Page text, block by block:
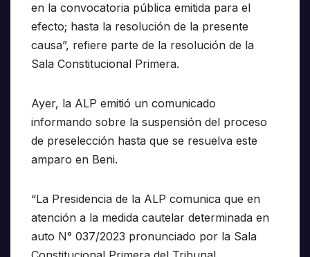
en la convocatoria pública emitida para el
efecto; hasta la resolución de la presente
causa”, refiere parte de la resolución de la
Sala Constitucional Primera.
Ayer, la ALP emitió un comunicado
informando sobre la suspensión del proceso
de preselección hasta que se resuelva este
amparo en Beni.
“La Presidencia de la ALP comunica que en
atención a la medida cautelar determinada en
auto N° 037/2023 pronunciado por la Sala